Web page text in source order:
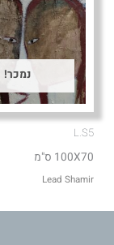
נמכר!
L.S5
100X70 ס"מ
Lead Shamir